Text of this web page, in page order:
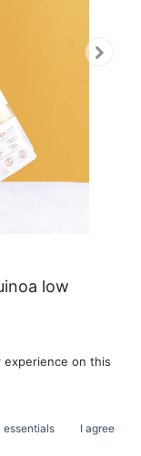
low
on this
essentials I agree